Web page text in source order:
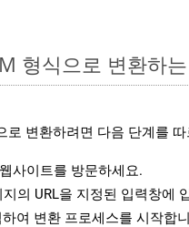
형식으로 변환하
로 변환하려면 다음 단계를
웹사이트를 방문하세요.
의 URL을 지정된 입력창에
하여 변환 프로세스를 시작합